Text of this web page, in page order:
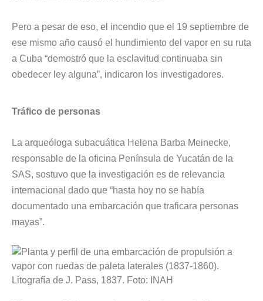
Pero a pesar de eso, el incendio que el 19 septiembre de
ese mismo año causó el hundimiento del vapor en su ruta
a Cuba “demostró que la esclavitud continuaba sin
obedecer ley alguna”, indicaron los investigadores.
Tráfico de personas
La arqueóloga subacuática Helena Barba Meinecke,
responsable de la oficina Península de Yucatán de la
SAS, sostuvo que la investigación es de relevancia
internacional dado que “hasta hoy no se había
documentado una embarcación que traficara personas
mayas”.